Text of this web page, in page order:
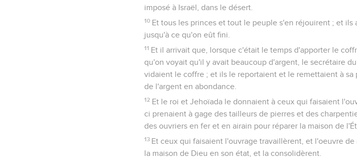
imposé à Israël, dans le désert.
10 Et tous les princes et tout le peuple s'en réjouirent ; et
jusqu'à ce qu'on eût fini.
11 Et il arrivait que, lorsque c'était le temps d'apporter le
qu'on voyait qu'il y avait beaucoup d'argent, le secrétaire
vidaient le coffre ; et ils le reportaient et le remettaient à
de l'argent en abondance.
12 Et le roi et Jehoïada le donnaient à ceux qui faisaient
ci prenaient à gage des tailleurs de pierres et des
des ouvriers en fer et en airain pour réparer la maison de
13 Et ceux qui faisaient l'ouvrage travaillèrent, et l'oeuvre
la maison de Dieu en son état, et la consolidèrent.